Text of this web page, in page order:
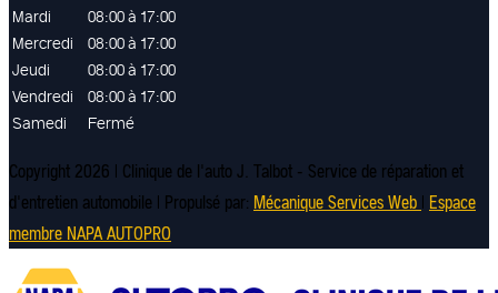
Mardi
08:00 à 17:00
Mercredi
08:00 à 17:00
Jeudi
08:00 à 17:00
Vendredi
08:00 à 17:00
Samedi
Fermé
Copyright 2026 | Clinique de l'auto J. Talbot - Service de réparation et
d'entretien automobile | Propulsé par: Mécanique Services Web | Espace
membre NAPA AUTOPRO